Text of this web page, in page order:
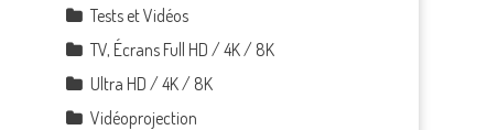
Tests et Vidéos
TV, Écrans Full HD / 4K / 8K
Ultra HD / 4K / 8K
Vidéoprojection